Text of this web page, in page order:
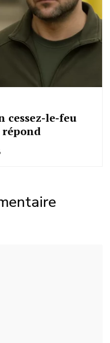
cessez-le-feu
répond